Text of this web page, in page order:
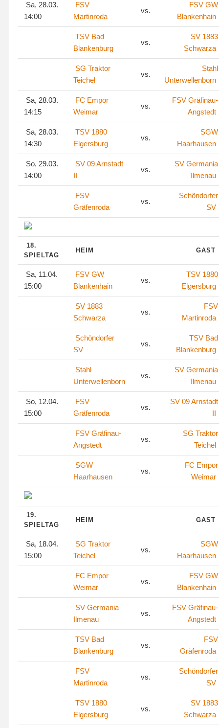
Sa, 28.03.
14:00
FSV
Martinroda
vs.
FSV GW
Blankenhain
TSV Bad
Blankenburg
vs.
SV 1883
Schwarza
SG Traktor
Teichel
vs.
Stahl
Unterwellenborn
Sa, 28.03.
14:15
FC Empor
Weimar
vs.
FSV Gräfinau-
Angstedt
Sa, 28.03.
14:30
TSV 1880
Elgersburg
vs.
SGW
Haarhausen
So, 29.03.
14:00
SV 09 Arnstadt
II
vs.
SV Germania
Ilmenau
FSV
Gräfenroda
vs.
Schöndorfer
SV
18.
SPIELTAG
HEIM GAST
Sa, 11.04.
15:00
FSV GW
Blankenhain
vs.
TSV 1880
Elgersburg
SV 1883
Schwarza
vs.
FSV
Martinroda
Schöndorfer
SV
vs.
TSV Bad
Blankenburg
Stahl
Unterwellenborn
vs.
SV Germania
Ilmenau
So, 12.04.
15:00
FSV
Gräfenroda
vs.
SV 09 Arnstadt
II
FSV Gräfinau-
Angstedt
vs.
SG Traktor
Teichel
SGW
Haarhausen
vs.
FC Empor
Weimar
19.
SPIELTAG
HEIM GAST
Sa, 18.04.
15:00
SG Traktor
Teichel
vs.
SGW
Haarhausen
FC Empor
Weimar
vs.
FSV GW
Blankenhain
SV Germania
Ilmenau
vs.
FSV Gräfinau-
Angstedt
TSV Bad
Blankenburg
vs.
FSV
Gräfenroda
FSV
Martinroda
vs.
Schöndorfer
SV
TSV 1880
Elgersburg
vs.
SV 1883
Schwarza